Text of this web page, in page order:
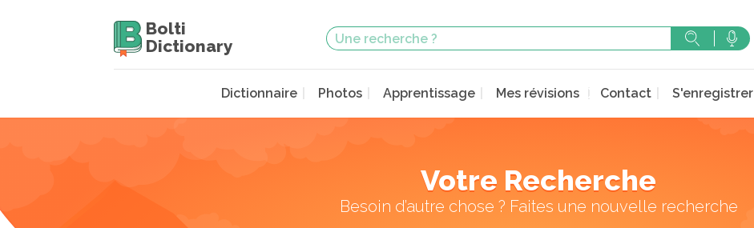
Bolti
Dictionary
Dictionnaire Photos Apprentissage Mes révisions Contact S'enregistrer
Votre Recherche
Besoin d’autre chose ? Faites une nouvelle recherche